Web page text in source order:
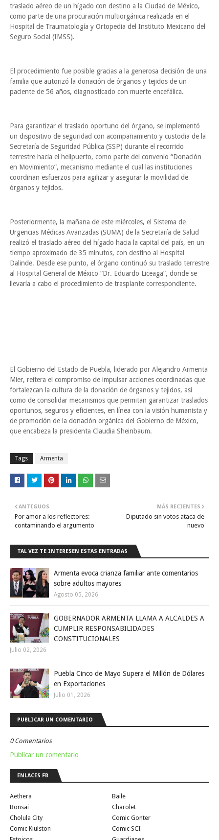
traslado aéreo de un hígado con destino a la Ciudad de México,
como parte de una procuración multiorgánica realizada en el
Hospital de Traumatología y Ortopedia del Instituto Mexicano del
Seguro Social (IMSS).
El procedimiento fue posible gracias a la generosa decisión de una
familia que autorizó la donación de órganos y tejidos de un
paciente de 56 años, diagnosticado con muerte encefálica.
Para garantizar el traslado oportuno del órgano, se implementó
un dispositivo de seguridad con acompañamiento y custodia de la
Secretaría de Seguridad Pública (SSP) durante el recorrido
terrestre hacia el helipuerto, como parte del convenio “Donación
en Movimiento”, mecanismo mediante el cual las instituciones
coordinan esfuerzos para agilizar y asegurar la movilidad de
órganos y tejidos.
Posteriormente, la mañana de este miércoles, el Sistema de
Urgencias Médicas Avanzadas (SUMA) de la Secretaría de Salud
realizó el traslado aéreo del hígado hacia la capital del país, en un
tiempo aproximado de 35 minutos, con destino al Hospital
Dalinde. Desde ese punto, el órgano continuó su traslado terrestre
al Hospital General de México “Dr. Eduardo Liceaga”, donde se
llevaría a cabo el procedimiento de trasplante correspondiente.
El Gobierno del Estado de Puebla, liderado por Alejandro Armenta
Mier, reitera el compromiso de impulsar acciones coordinadas que
fortalezcan la cultura de la donación de órganos y tejidos, así
como de consolidar mecanismos que permitan garantizar traslados
oportunos, seguros y eficientes, en línea con la visión humanista y
de promoción de la donación orgánica del Gobierno de México,
que encabeza la presidenta Claudia Sheinbaum.
Tags Armenta
MÁS RECIENTES
Diputado sin votos ataca de
nuevo
ANTIGUOS
Por amor a los reflectores:
contaminando el argumento
TAL VEZ TE INTERESEN ESTAS ENTRADAS
Armenta evoca crianza familiar ante comentarios
sobre adultos mayores
Agosto 05, 2026
GOBERNADOR ARMENTA LLAMA A ALCALDES A
CUMPLIR RESPONSABILIDADES
CONSTITUCIONALES
Julio 02, 2026
Puebla Cinco de Mayo Supera el Millón de Dólares
en Exportaciones
Julio 01, 2026
PUBLICAR UN COMENTARIO
0 Comentarios
Publicar un comentario
ENLACES FB
Aethera
Baile
Bonsai
Charolet
Cholula City
Comic Gonter
Comic Kiulston
Comic SCI